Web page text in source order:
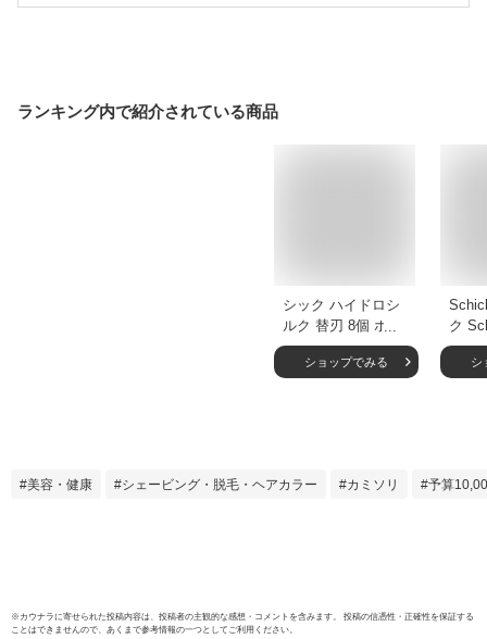
ランキング内で紹介されている商品
シック ハイドロシ
ルク 替刃 8個 ホル
ダー 女性用 カミソ
リ シェービング
ース ウーマン
ショップでみる
ク
イシ
クラ
シ
美容・健康 シェービング・脱毛・ヘアカラー カミソリ 予算
※ カウナラに寄せられた投稿内容は、投稿者の主観的な感想・コメントを含みます。 投稿の信憑性・正確性を保証する
ことはできませんので、あくまで参考情報の一つとしてご利用ください。